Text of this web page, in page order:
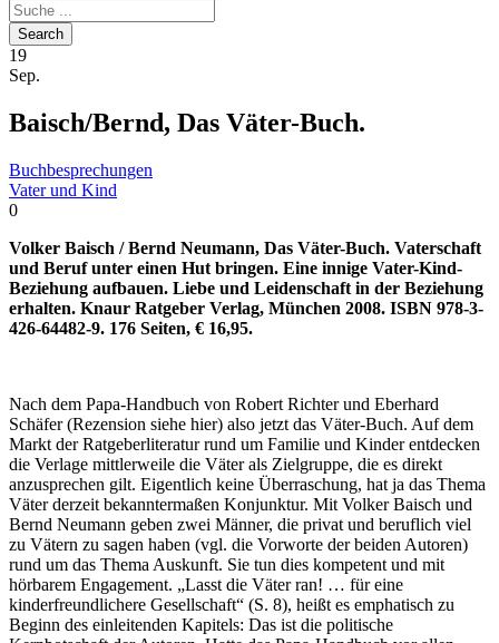
19
Sep.
Baisch/Bernd, Das Väter-Buch.
Buchbesprechungen
Vater und Kind
0
Volker Baisch / Bernd Neumann, Das Väter-Buch. Vaterschaft
und Beruf unter einen Hut bringen. Eine innige Vater-Kind-
Beziehung aufbauen. Liebe und Leidenschaft in der Beziehung
erhalten. Knaur Ratgeber Verlag, München 2008. ISBN 978-3-
426-64482-9. 176 Seiten, € 16,95.
Nach dem Papa-Handbuch von Robert Richter und Eberhard
Schäfer (Rezension siehe hier) also jetzt das Väter-Buch. Auf dem
Markt der Ratgeberliteratur rund um Familie und Kinder entdecken
die Verlage mittlerweile die Väter als Zielgruppe, die es direkt
anzusprechen gilt. Eigentlich keine Überraschung, hat ja das Thema
Väter derzeit bekanntermaßen Konjunktur. Mit Volker Baisch und
Bernd Neumann geben zwei Männer, die privat und beruflich viel
zu Vätern zu sagen haben (vgl. die Vorworte der beiden Autoren)
rund um das Thema Auskunft. Sie tun dies kompetent und mit
hörbarem Engagement. „Lasst die Väter ran! … für eine
kinderfreundlichere Gesellschaft“ (S. 8), heißt es emphatisch zu
Beginn des einleitenden Kapitels: Das ist die politische